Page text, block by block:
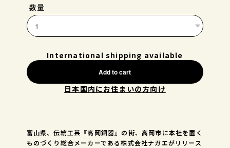
数量
International shipping available
Add to cart
日本国内にお住まいの方向け
富山県、伝統工芸『高岡銅器』の街、高岡市に本社を置く
ものづくり総合メーカーである株式会社ナガエがリリース